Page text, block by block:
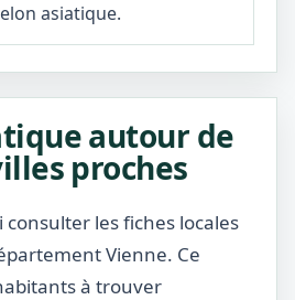
asiatique.
autour de
proches
consulter les fiches locales
Vienne. Ce
à trouver